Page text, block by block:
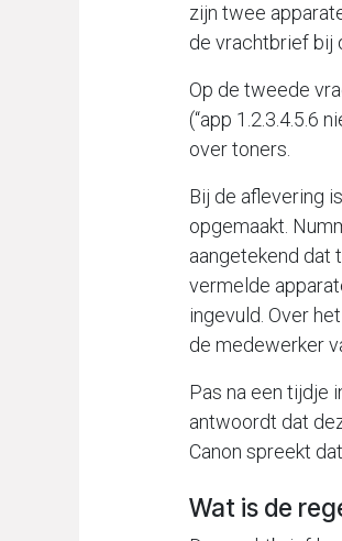
zijn twee
de vrachtbrief bij
Op de tweede
(“app 1.2.3.4.5.6
over toners.
Bij de aflevering
opgemaakt.
aangetekend dat
vermelde
ingevuld. Over
de medewerker
Pas na een tijdje
antwoordt dat
Canon spreekt
Wat is de